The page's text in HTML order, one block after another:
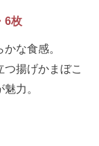
6枚
な食感。
つ揚げかまぼこ
力。